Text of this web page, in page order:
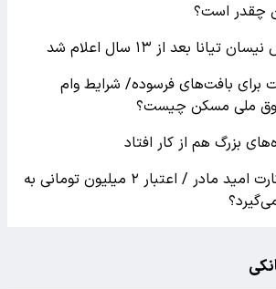
چقدر است؟
بعد از ۱۳ سال اعلام شد
بافت‌های فرسوده/ شرایط وام
ملی مسکن چیست؟
بزرگ هم از کار افتاد
جزئیات جدید از کارت امید مادر / اعتبار ۲ میلیون تومانی به